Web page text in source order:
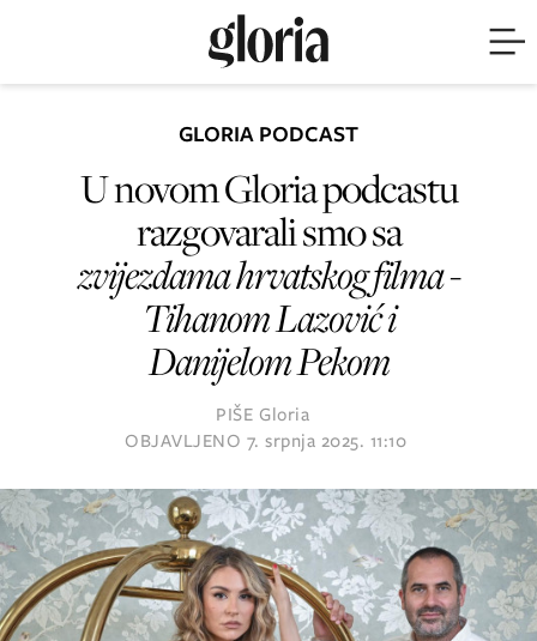
GLORIA PODCAST
U novom Gloria podcastu
razgovarali smo sa
zvijezdama hrvatskog filma-
Tihanom Lazović i
Danijelom Pekom
PIŠE Gloria
OBJAVLJENO 7. srpnja 2025. 11:10